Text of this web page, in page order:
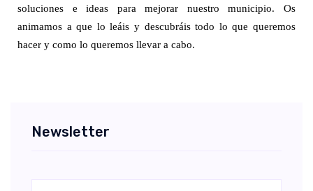
soluciones e ideas para mejorar nuestro municipio. Os
animamos a que lo leáis y descubráis todo lo que queremos
hacer y como lo queremos llevar a cabo.
Newsletter